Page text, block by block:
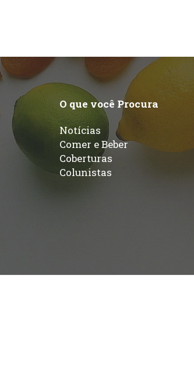
O que você Procura
Notícias
Comer e Beber
Coberturas
Colunistas